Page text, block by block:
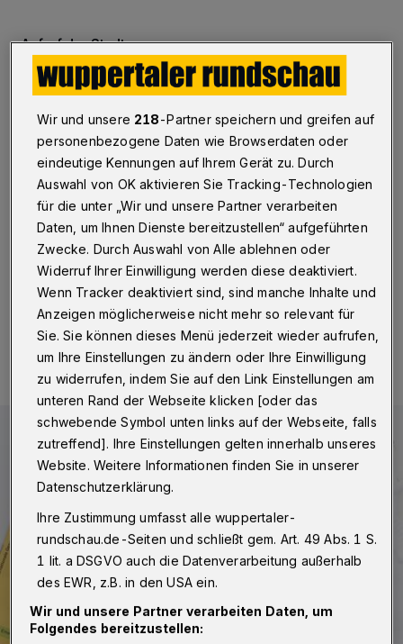
Aufruf der Stadt
Impf-Planung: Wuppertaler
Betriebsärzte sollen melden
Wuppertal· Im Juni soll laut Planung des Landes NRW
mit den Impfungen in den Betrieben losgehen. Um
vorab schon einmal die Lage zu sondieren und erste
Absprachen treffen zu können, bittet die Stadt alle
Betriebsärztinnen und Betriebsärzte der in Wuppertal
ansässigen Unternehmen darum, sich zu melden.
12.05.2021 , 15:30 Uhr
Wir und unsere 218-Partner speichern und greifen auf
personenbezogene Daten wie Browserdaten oder
eindeutige Kennungen auf Ihrem Gerät zu. Durch
Auswahl von OK aktivieren Sie Tracking-Technologien
für die unter „Wir und unsere Partner verarbeiten
Daten, um Ihnen Dienste bereitzustellen“ aufgeführten
Zwecke. Durch Auswahl von Alle ablehnen oder
Widerruf Ihrer Einwilligung werden diese deaktiviert.
Wenn Tracker deaktiviert sind, sind manche Inhalte und
Anzeigen möglicherweise nicht mehr so relevant für
Sie. Sie können dieses Menü jederzeit wieder aufrufen,
um Ihre Einstellungen zu ändern oder Ihre Einwilligung
zu widerrufen, indem Sie auf den Link Einstellungen am
unteren Rand der Webseite klicken [oder das
schwebende Symbol unten links auf der Webseite, falls
zutreffend]. Ihre Einstellungen gelten innerhalb unseres
Website. Weitere Informationen finden Sie in unserer
Datenschutzerklärung.
Ihre Zustimmung umfasst alle wuppertaler-
rundschau.de-Seiten und schließt gem. Art. 49 Abs. 1 S.
1 lit. a DSGVO auch die Datenverarbeitung außerhalb
des EWR, z.B. in den USA ein.
Wir und unsere Partner verarbeiten Daten, um
Folgendes bereitzustellen: